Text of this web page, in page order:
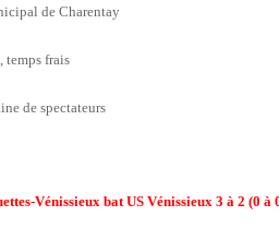
de Charentay
temps frais
de spectateurs
Vénissieux bat US Vénissieux 3 à 2 (0 à